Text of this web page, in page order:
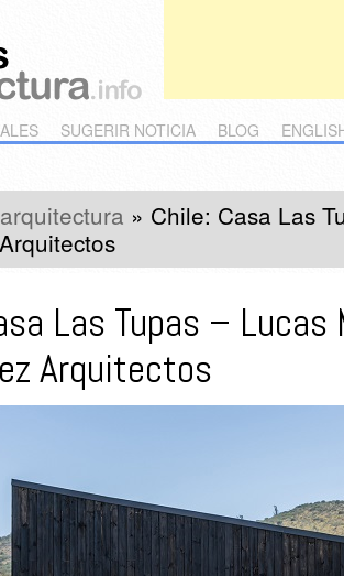
SUGERIR NOTICIA BLOG
» Chile: Casa Las
Las Tupas – Lucas
Arquitectos